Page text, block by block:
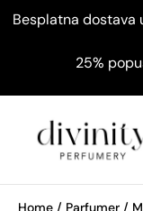
Besplatna dostava
25%
Home / Parfumer /